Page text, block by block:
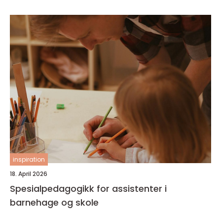
inspiration
18. April 2026
Spesialpedagogikk for assistenter i
barnehage og skole